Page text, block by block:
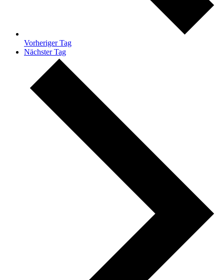
Vorheriger Tag
Nächster Tag